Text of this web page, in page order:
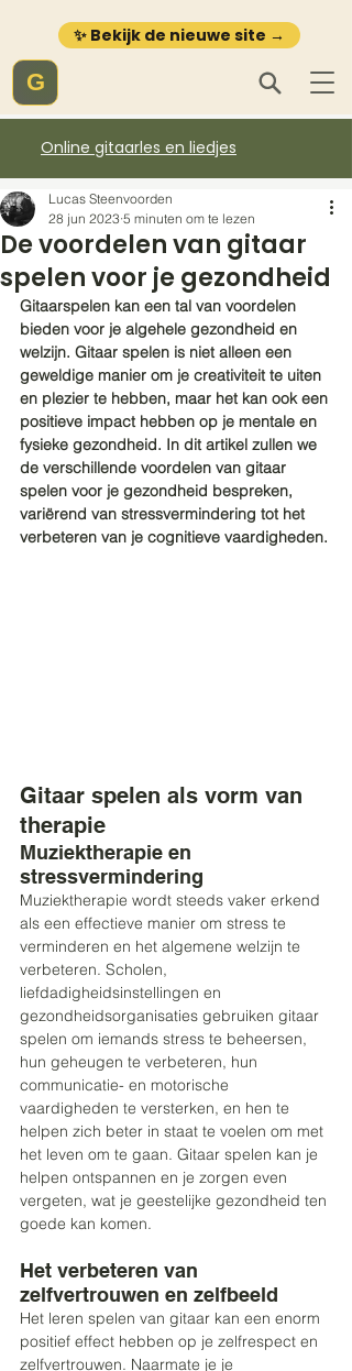
✨ Bekijk de nieuwe site →
G
Online gitaarles en liedjes
De voordelen van gitaar
spelen voor je gezondheid
Lucas Steenvoorden
28 jun 2023 5 minuten om te lezen
Gitaarspelen kan een tal van voordelen
bieden voor je algehele gezondheid en
welzijn. Gitaar spelen is niet alleen een
geweldige manier om je creativiteit te uiten
en plezier te hebben, maar het kan ook een
positieve impact hebben op je mentale en
fysieke gezondheid. In dit artikel zullen we
de verschillende voordelen van gitaar
spelen voor je gezondheid bespreken,
variërend van stressvermindering tot het
verbeteren van je cognitieve vaardigheden.
Gitaar spelen als vorm van
therapie
Muziektherapie en
stressvermindering
Muziektherapie wordt steeds vaker erkend
als een effectieve manier om stress te
verminderen en het algemene welzijn te
verbeteren. Scholen,
liefdadigheidsinstellingen en
gezondheidsorganisaties gebruiken gitaar
spelen om iemands stress te beheersen,
hun geheugen te verbeteren, hun
communicatie- en motorische
vaardigheden te versterken, en hen te
helpen zich beter in staat te voelen om met
het leven om te gaan. Gitaar spelen kan je
helpen ontspannen en je zorgen even
vergeten, wat je geestelijke gezondheid ten
goede kan komen.
Het verbeteren van
zelfvertrouwen en zelfbeeld
Het leren spelen van gitaar kan een enorm
positief effect hebben op je zelfrespect en
zelfvertrouwen. Naarmate je je